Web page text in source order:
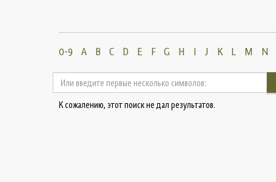
0-9 A B C D E F G H I J K L M N
К сожалению, этот поиск не дал результатов.